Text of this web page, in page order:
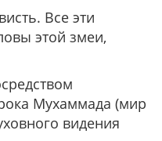
Все эти
этой змеи,
Мухаммада (мир
видения